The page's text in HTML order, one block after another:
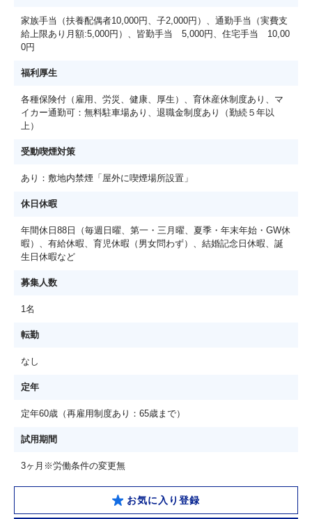
家族手当（扶養配偶者10,000円、子2,000円）、通勤手当（実費支
給上限あり月額:5,000円）、皆勤手当 5,000円、住宅手当 10,00
0円
福利厚生
各種保険付（雇用、労災、健康、厚生）、育休産休制度あり、マ
イカー通勤可：無料駐車場あり、退職金制度あり（勤続５年以
上）
受動喫煙対策
あり：敷地内禁煙「屋外に喫煙場所設置」
休日休暇
年間休日88日（毎週日曜、第一・三月曜、夏季・年末年始・GW休
暇）、有給休暇、育児休暇（男女問わず）、結婚記念日休暇、誕
生日休暇など
募集人数
1名
転勤
なし
定年
定年60歳（再雇用制度あり：65歳まで）
試用期間
3ヶ月※労働条件の変更無
お気に入り登録